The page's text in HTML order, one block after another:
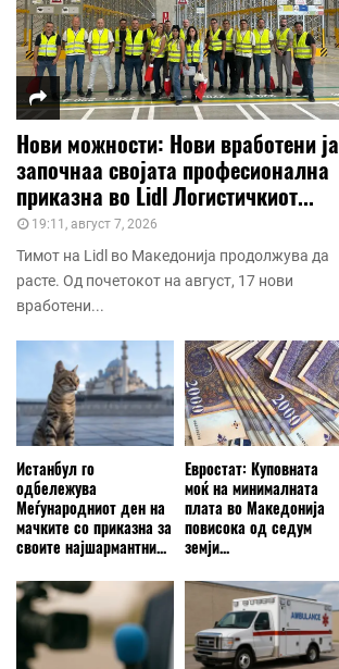
Нови можности: Нови вработени ја
започнаа својата професионална
приказна во Lidl Логистичкиот...
19:11, август 7, 2026
Тимот на Lidl во Македонија продолжува да
расте. Од почетокот на август, 17 нови
вработени...
Истанбул го
одбележува
Меѓународниот ден на
мачките со приказна за
своите најшармантни...
Евростат: Куповната
моќ на минималната
плата во Македонија
повисока од седум
земји...